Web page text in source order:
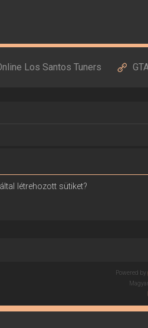
Los Santos Tuners
létrehozott sütiket?
Powered by